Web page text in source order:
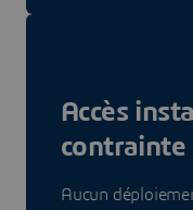
Accès
contrainte
Aucun